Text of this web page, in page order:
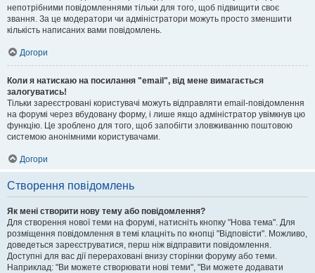
непотрібними повідомленнями тільки для того, щоб підвищити своє
звання. За це модератори чи адміністратори можуть просто зменшити
кількість написаних вами повідомлень.
Догори
Коли я натискаю на посилання "email", від мене вимагається
залогуватись!
Тільки зареєстровані користувачі можуть відправляти email-повідомлення
на форумі через вбудовану форму, і лише якщо адміністратор увімкнув цю
функцію. Це зроблено для того, щоб запобігти зловживанню поштовою
системою анонімними користувачами.
Догори
Створення повідомлень
Як мені створити нову тему або повідомлення?
Для створення нової теми на форумі, натисніть кнопку "Нова тема". Для
розміщення повідомлення в темі клацніть по кнопці "Відповісти". Можливо,
доведеться зареєструватися, перш ніж відправити повідомлення.
Доступні для вас дії перераховані внизу сторінки форуму або теми.
Наприклад: "Ви можете створювати нові теми", "Ви можете додавати